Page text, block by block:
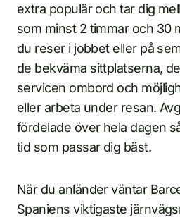
extra populär och tar dig
som minst 2 timmar och 30
du reser i jobbet eller på
de bekväma sittplatserna,
servicen ombord och
eller arbeta under resan.
fördelade över hela dagen
tid som passar dig bäst.
När du anländer väntar
Spaniens viktigaste